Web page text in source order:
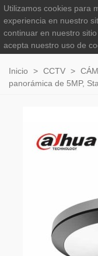
Inicio > CCTV >
panorámica de 5MP,
Utilizamos cookies para
experiencia en nuestro
continuar en nuestro
acepta nuestro uso de